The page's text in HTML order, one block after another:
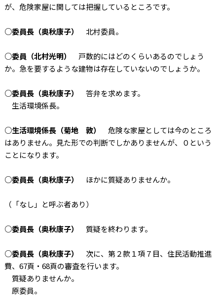
が、危険家屋に関しては把握しているところです。
○委員長（奥秋康子） 北村委員。
○委員（北村光明）
戸数的にはどのくらいあるのでしょう
か。急を要するような建物は存在していないのでしょうか。
○委員長（奥秋康子）
答弁を求めます。
生活環境係長。
○生活環境係長（菊地 敦）
危険な家屋としては今のところ
はありません。見た形での判断でしかありませんが、０という
ことになります。
○委員長（奥秋康子） ほかに質疑ありませんか。
（「なし」と呼ぶ者あり）
○委員長（奥秋康子） 質疑を終わります。
○委員長（奥秋康子）
次に、第２款１項７目、住民活動推進
費、67頁・68頁の審査を行います。
質疑ありませんか。
原委員。